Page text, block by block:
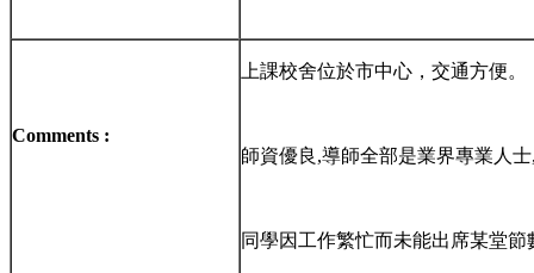
Comments :
上課校舍位於市中心，交通方便。
師資優良,導師全部是業界專業人
同學因工作繁忙而未能出席某堂